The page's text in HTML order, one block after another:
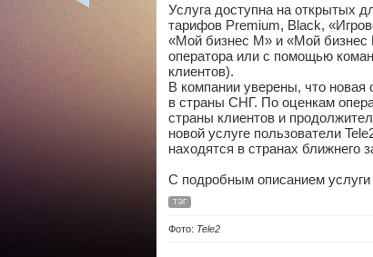
Услуга доступна на открытых
тарифов Premium, Black,
«Мой бизнес M» и «Мой
оператора или с помощью
клиентов).
В компании уверены, что новая
в страны СНГ. По оценкам
страны клиентов и
новой услуге пользователи
находятся в странах ближнего
С подробным описанием
ТЭГ
Фото: Tele2